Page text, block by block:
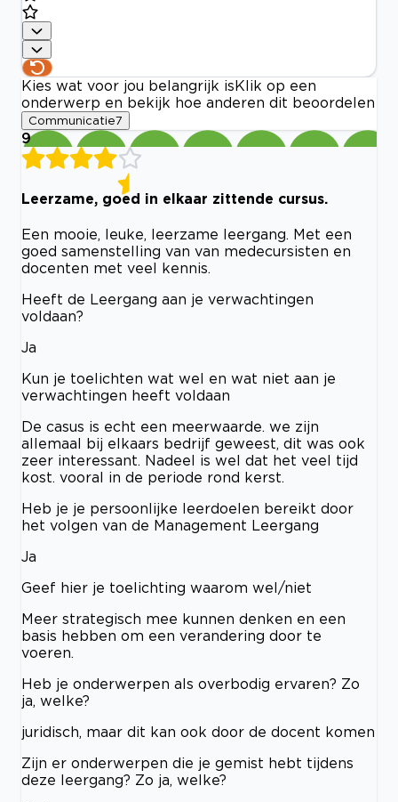
Kies wat voor jou belangrijk is Klik op een
onderwerp en bekijk hoe anderen dit beoordelen
Communicatie7
9
Leerzame, goed in elkaar zittende cursus.
Een mooie, leuke, leerzame leergang. Met een
goed samenstelling van van medecursisten en
docenten met veel kennis.
Heeft de Leergang aan je verwachtingen
voldaan?
Ja
Kun je toelichten wat wel en wat niet aan je
verwachtingen heeft voldaan
De casus is echt een meerwaarde. we zijn
allemaal bij elkaars bedrijf geweest, dit was ook
zeer interessant. Nadeel is wel dat het veel tijd
kost. vooral in de periode rond kerst.
Heb je je persoonlijke leerdoelen bereikt door
het volgen van de Management Leergang
Ja
Geef hier je toelichting waarom wel/niet
Meer strategisch mee kunnen denken en een
basis hebben om een verandering door te
voeren.
Heb je onderwerpen als overbodig ervaren? Zo
ja, welke?
juridisch, maar dit kan ook door de docent komen
Zijn er onderwerpen die je gemist hebt tijdens
deze leergang? Zo ja, welke?